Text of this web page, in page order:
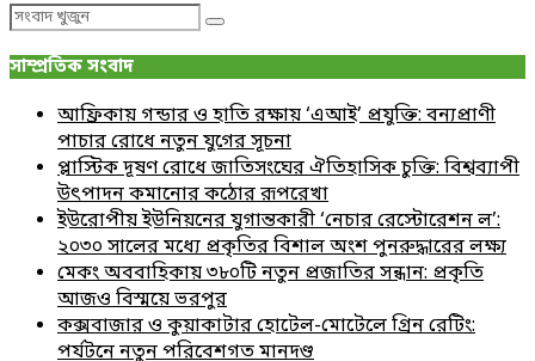
Search
Search
সাম্প্রতিক সংবাদ
আফ্রিকায় গন্ডার ও হাতি রক্ষায় ‘এআই’ প্রযুক্তি: বন্যপ্রাণী
পাচার রোধে নতুন যুগের সূচনা
প্লাস্টিক দূষণ রোধে জাতিসংঘের ঐতিহাসিক চুক্তি: বিশ্বব্যাপী
উৎপাদন কমানোর কঠোর রূপরেখা
ইউরোপীয় ইউনিয়নের যুগান্তকারী ‘নেচার রেস্টোরেশন ল’:
২০৩০ সালের মধ্যে প্রকৃতির বিশাল অংশ পুনরুদ্ধারের লক্ষ্য
মেকং অববাহিকায় ৩৮০টি নতুন প্রজাতির সন্ধান: প্রকৃতি
আজও বিস্ময়ে ভরপুর
কক্সবাজার ও কুয়াকাটার হোটেল-মোটেলে গ্রিন রেটিং:
পর্যটনে নতুন পরিবেশগত মানদণ্ড